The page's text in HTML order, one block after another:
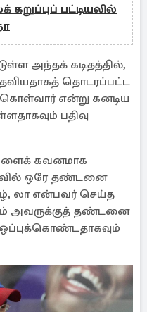
பட்டியலில்
அந்தக் கடிதத்தில்,
தொடரப்பட்ட
என்று கனடிய
பதிவு
கவனமாக
ஒரே தண்டனை
லா என்பவர் செய்த
அவருக்குத் தண்டனை